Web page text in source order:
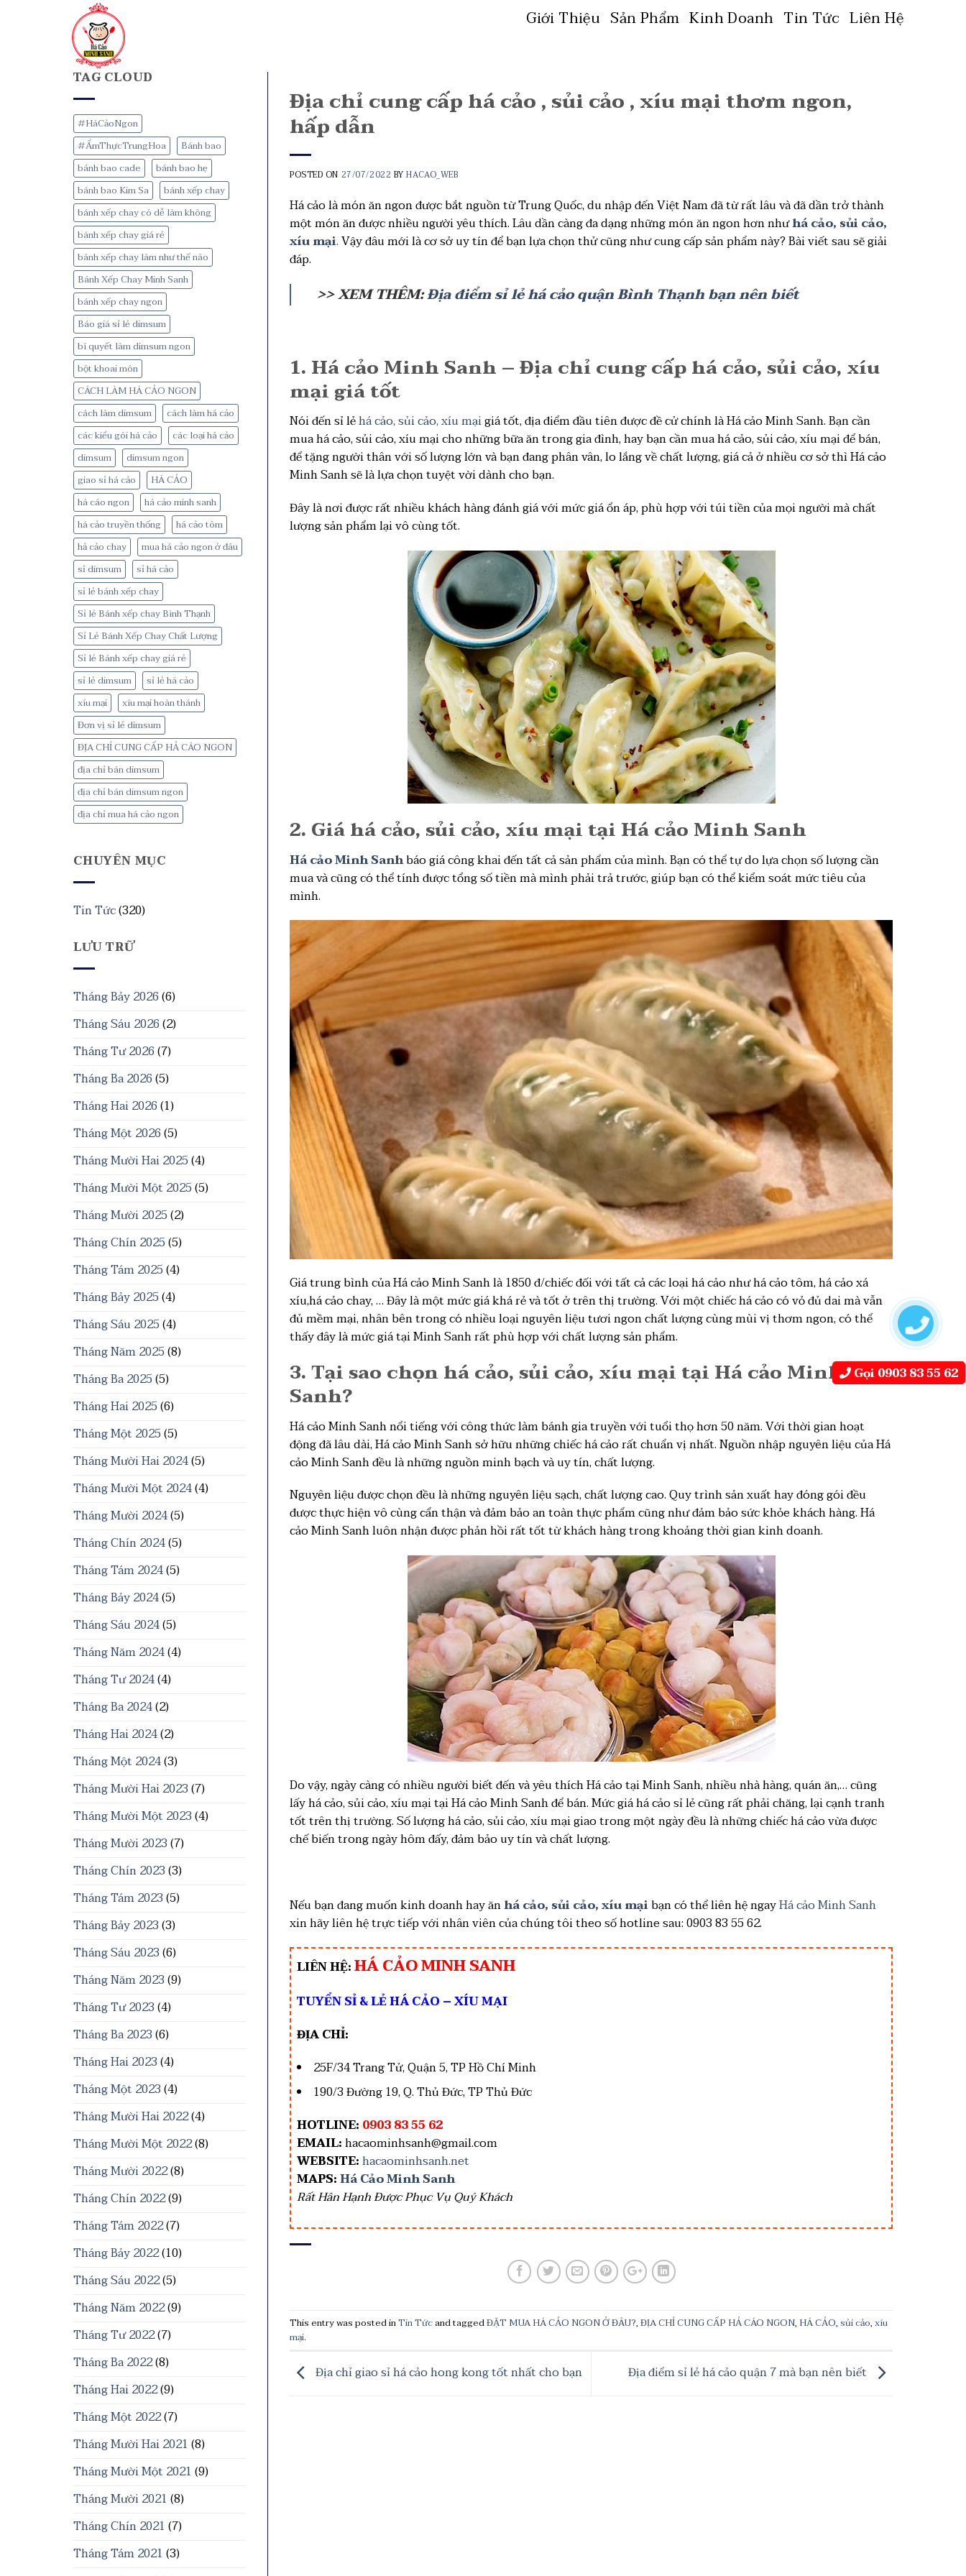
Giới Thiệu Sản Phẩm Kinh Doanh Tin Tức Liên Hệ
TAG CLOUD
#HáCảoNgon
#ẨmThựcTrungHoa
Bánh bao
bánh bao cade
bánh bao hẹ
bánh bao Kim Sa
bánh xếp chay
bánh xếp chay có dễ làm không
bánh xếp chay giá rẻ
bánh xếp chay làm như thế nào
Bánh Xếp Chay Minh Sanh
bánh xếp chay ngon
Báo giá sỉ lẻ dimsum
bí quyết làm dimsum ngon
bột khoai môn
CÁCH LÀM HÁ CẢO NGON
cách làm dimsum
cách làm há cảo
các kiểu gói há cảo
các loại há cảo
dimsum
dimsum ngon
giao sỉ há cảo
HÁ CẢO
há cáo ngon
há cảo minh sanh
há cảo truyền thống
há cảo tôm
hả cảo chay
mua há cảo ngon ở đâu
sỉ dimsum
sỉ há cảo
sỉ lẻ bánh xếp chay
Sỉ lẻ Bánh xếp chay Bình Thạnh
Sỉ Lẻ Bánh Xếp Chay Chất Lượng
Sỉ lẻ Bánh xếp chay giá rẻ
sỉ lẻ dimsum
sỉ lẻ há cảo
xíu mại
xíu mại hoàn thánh
Đơn vị sỉ lẻ dimsum
ĐỊA CHỈ CUNG CẤP HẢ CÁO NGON
địa chỉ bán dimsum
địa chỉ bán dimsum ngon
địa chỉ mua há cảo ngon
CHUYÊN MỤC
Tin Tức(320)
LƯU TRỮ
Tháng Bảy 2026(6)
Tháng Sáu 2026(2)
Tháng Tư 2026(7)
Tháng Ba 2026(5)
Tháng Hai 2026(1)
Tháng Một 2026(5)
Tháng Mười Hai 2025(4)
Tháng Mười Một 2025(5)
Tháng Mười 2025(2)
Tháng Chín 2025(5)
Tháng Tám 2025(4)
Tháng Bảy 2025(4)
Tháng Sáu 2025(4)
Tháng Năm 2025(8)
Tháng Ba 2025(5)
Tháng Hai 2025(6)
Tháng Một 2025(5)
Tháng Mười Hai 2024(5)
Tháng Mười Một 2024(4)
Tháng Mười 2024(5)
Tháng Chín 2024(5)
Tháng Tám 2024(5)
Tháng Bảy 2024(5)
Tháng Sáu 2024(5)
Tháng Năm 2024(4)
Tháng Tư 2024(4)
Tháng Ba 2024(2)
Tháng Hai 2024(2)
Tháng Một 2024(3)
Tháng Mười Hai 2023(7)
Tháng Mười Một 2023(4)
Tháng Mười 2023(7)
Tháng Chín 2023(3)
Tháng Tám 2023(5)
Tháng Bảy 2023(3)
Tháng Sáu 2023(6)
Tháng Năm 2023(9)
Tháng Tư 2023(4)
Tháng Ba 2023(6)
Tháng Hai 2023(4)
Tháng Một 2023(4)
Tháng Mười Hai 2022(4)
Tháng Mười Một 2022(8)
Tháng Mười 2022(8)
Tháng Chín 2022(9)
Tháng Tám 2022(7)
Tháng Bảy 2022(10)
Tháng Sáu 2022(5)
Tháng Năm 2022(9)
Tháng Tư 2022(7)
Tháng Ba 2022(8)
Tháng Hai 2022(9)
Tháng Một 2022(7)
Tháng Mười Hai 2021 (8)
Tháng Mười Một 2021 (9)
Tháng Mười 2021 (8)
Tháng Chín 2021 (7)
Tháng Tám 2021 (3)
Địa chỉ cung cấp há cảo , sủi cảo , xíu mại thơm ngon,
hấp dẫn
POSTED ON 27/07/2022 BYHACAO_WEB
Há cảo là món ăn ngon được bắt nguồn từ Trung Quốc, du nhập đến Việt Nam đã từ rất lâu và đã dần trở thành
một món ăn được nhiều người yêu thích. Lâu dần càng đa dạng những món ăn ngon hơn nhưhá cảo, sủi cảo,
xíu mại.Vậy đâu mới là cơ sở uy tín để bạn lựa chọn thử cũng như cung cấp sản phẩm này? Bài viết sau sẽ giải
đáp.
>> XEM THÊM:Địa điểm sỉ lẻ há cảo quận Bình Thạnh bạn nên biết
1. Há cảo Minh Sanh – Địa chỉ cung cấp há cảo, sủi cảo, xíu
mại giá tốt
Nói đến sỉ lẻhá cảo, sủi cảo, xíu mạigiá tốt, địa điểm đầu tiên được đề cử chính là Há cảo Minh Sanh. Bạn cần
mua há cảo, sủi cảo, xíu mại cho những bữa ăn trong gia đình, hay bạn cần mua há cảo, sủi cảo, xíu mại để bán,
để tặng người thân với số lượng lớn và bạn đang phân vân, lo lắng về chất lượng, giá cả ở nhiều cơ sở thì Há cảo
Minh Sanh sẽ là lựa chọn tuyệt vời dành cho bạn.
Đây là nơi được rất nhiều khách hàng đánh giá với mức giá ổn áp, phù hợp với túi tiền của mọi người mà chất
lượng sản phẩm lại vô cùng tốt.
2. Giá há cảo, sủi cảo, xíu mại tại Há cảo Minh Sanh
Há cảo Minh Sanhbáo giá công khai đến tất cả sản phẩm của mình. Bạn có thể tự do lựa chọn số lượng cần
mua và cũng có thể tính được tổng số tiền mà mình phải trả trước, giúp bạn có thể kiểm soát mức tiêu của
mình.
Giá trung bình của Há cảo Minh Sanh là 1850 đ/chiếc đối với tất cả các loại há cảo như há cảo tôm, há cảo xá
xíu,há cảo chay, … Đây là một mức giá khá rẻ và tốt ở trên thị trường. Với một chiếc há cảo có vỏ đủ dai mà vẫn
đủ mềm mại, nhân bên trong có nhiều loại nguyên liệu tươi ngon chất lượng cùng mùi vị thơm ngon, có thể
thấy đây là mức giá tại Minh Sanh rất phù hợp với chất lượng sản phẩm.
3. Tại sao chọn há cảo, sủi cảo, xíu mại tại Há cảo Minh
Sanh?
Há cảo Minh Sanh nổi tiếng với công thức làm bánh gia truyền với tuổi thọ hơn 50 năm. Với thời gian hoạt
động đã lâu dài, Há cảo Minh Sanh sở hữu những chiếc há cảo rất chuẩn vị nhất. Nguồn nhập nguyên liệu của Há
cảo Minh Sanh đều là những nguồn minh bạch và uy tín, chất lượng.
Nguyên liệu được chọn đều là những nguyên liệu sạch, chất lượng cao. Quy trình sản xuất hay đóng gói đều
được thực hiện vô cùng cẩn thận và đảm bảo an toàn thực phẩm cũng như đảm bảo sức khỏe khách hàng. Há
cảo Minh Sanh luôn nhận được phản hồi rất tốt từ khách hàng trong khoảng thời gian kinh doanh.
Do vậy, ngày càng có nhiều người biết đến và yêu thích Há cảo tại Minh Sanh, nhiều nhà hàng, quán ăn,… cũng
lấy há cảo, sủi cảo, xíu mại tại Há cảo Minh Sanh để bán. Mức giá há cảo sỉ lẻ cũng rất phải chăng, lại cạnh tranh
tốt trên thị trường. Số lượng há cảo, sủi cảo, xíu mại giao trong một ngày đều là những chiếc há cảo vừa được
chế biến trong ngày hôm đấy, đảm bảo uy tín và chất lượng.
Nếu bạn đang muốn kinh doanh hay ănhá cảo, sủi cảo, xíu mạibạn có thể liên hệ ngayHá cảo Minh Sanh
xin hãy liên hệ trực tiếp với nhân viên của chúng tôi theo số hotline sau: 0903 83 55 62.
LIÊN HỆ:HÁ CẢO MINH SANH
TUYỂN SỈ & LẺ HÁ CẢO – XÍU MẠI
ĐỊA CHỈ:
25F/34 Trang Tử, Quận 5, TP Hồ Chí Minh
190/3 Đường 19, Q. Thủ Đức, TP Thủ Đức
HOTLINE: 0903 83 55 62
EMAIL:hacaominhsanh@gmail.com
WEBSITE:hacaominhsanh.net
MAPS:Há Cảo Minh Sanh
Rất Hân Hạnh Được Phục Vụ Quý Khách
This entry was posted inTin Tứcand taggedĐẶT MUA HÁ CẢO NGON Ở ĐÂU?,ĐỊA CHỈ CUNG CẤP HẢ CÁO NGON, HÁ CẢO,sủi cảo,xíu
mại.
Địa chỉ giao sỉ há cảo hong kong tốt nhất cho bạn Địa điểm sỉ lẻ há cảo quận 7 mà bạn nên biết
Gọi 0903 83 55 62